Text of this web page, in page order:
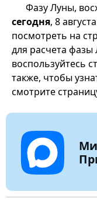
Фазу Луны,
сегодня, 8
посмотреть на
для расчета
воспользуйтесь
также, чтобы
смотрите